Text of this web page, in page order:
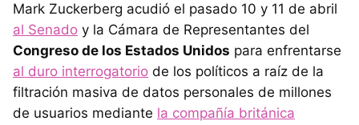
Mark Zuckerberg acudió el pasado 10 y 11 de abril
al Senado y la Cámara de Representantes del
Congreso de los Estados Unidos para enfrentarse
al duro interrogatorio de los políticos a raíz de la
filtración masiva de datos personales de millones
de usuarios mediante la compañía británica